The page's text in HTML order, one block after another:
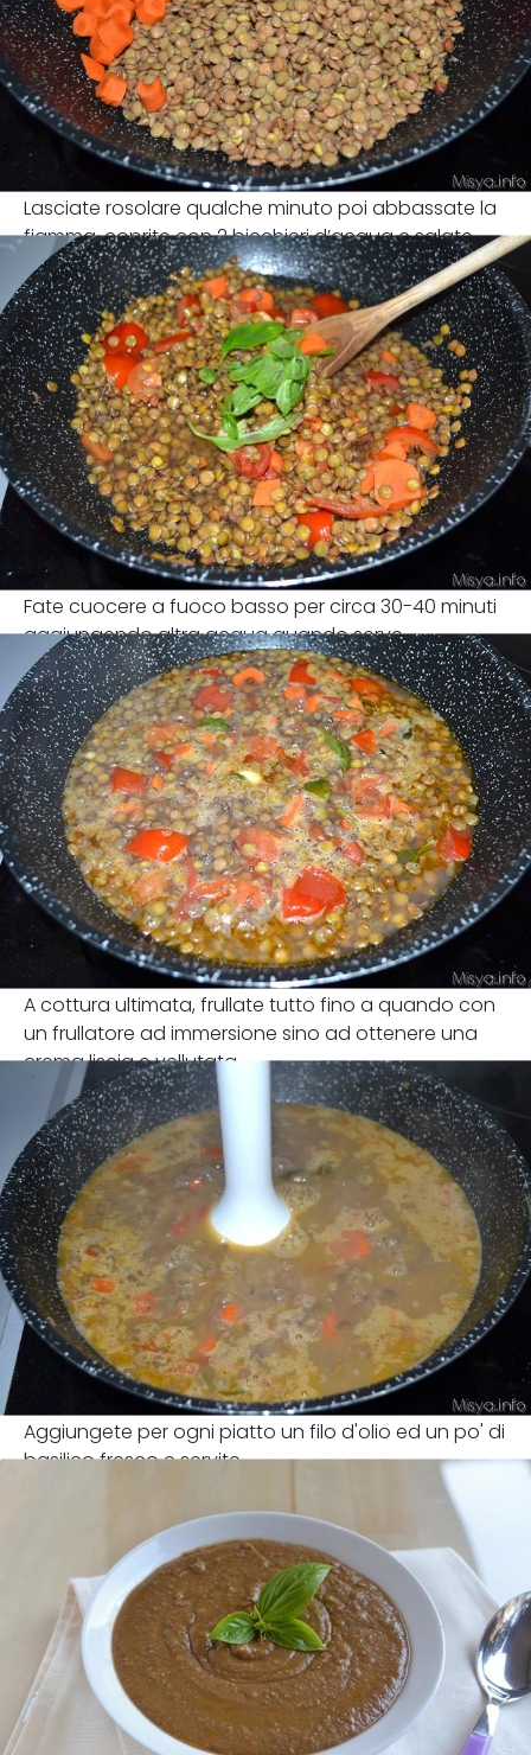
Lasciate rosolare qualche minuto poi abbassate la
fiamma, coprite con 2 bicchieri d’acqua e salate.
Fate cuocere a fuoco basso per circa 30-40 minuti
aggiungendo altra acqua quando serve.
A cottura ultimata, frullate tutto fino a quando con
un frullatore ad immersione sino ad ottenere una
crema liscia e vellutata.
Aggiungete per ogni piatto un filo d'olio ed un po' di
basilico fresco e servite.